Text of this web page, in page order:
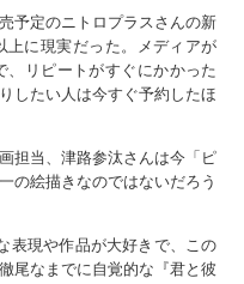
予定のニトロプラスさんの新
上に現実だった。メディアが
、リピートがすぐにかかった
したい人は今すぐ予約したほ
担当、津路参汰さんは今「ピ
の絵描きなのではないだろう
表現や作品が大好きで、この
尾なまでに自覚的な『君と彼